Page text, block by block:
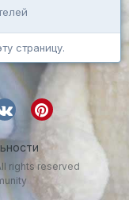
страницу.
rights reserved